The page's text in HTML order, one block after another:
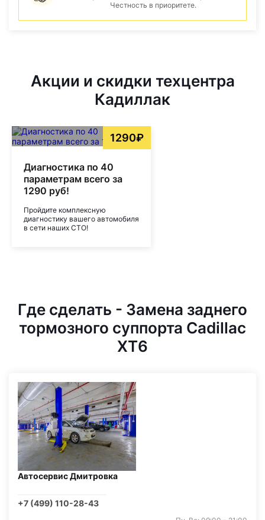
Честность в приоритете.
Акции и скидки техцентра
Кадиллак
1290₽
Диагностика по 40
параметрам всего за
1290 руб!
Пройдите комплексную
диагностику вашего автомобиля
в сети наших СТО!
Где сделать - Замена заднего
тормозного суппорта Cadillac
XT6
Автосервис Дмитровка
+7 (499) 110-28-43